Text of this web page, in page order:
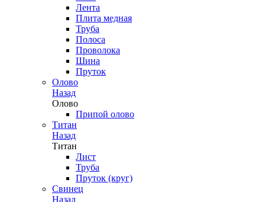
Лента
Плита медная
Труба
Полоса
Проволока
Шина
Пруток
Олово
Назад
Олово
Припой олово
Титан
Назад
Титан
Лист
Труба
Пруток (круг)
Свинец
Назад